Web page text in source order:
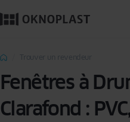
Fenêtres à
Clarafond :